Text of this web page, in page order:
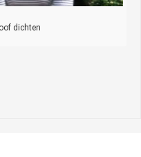
dichten